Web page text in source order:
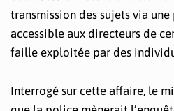
transmission des sujets via
accessible aux directeurs de
faille exploitée par des
Interrogé sur cette affaire, le